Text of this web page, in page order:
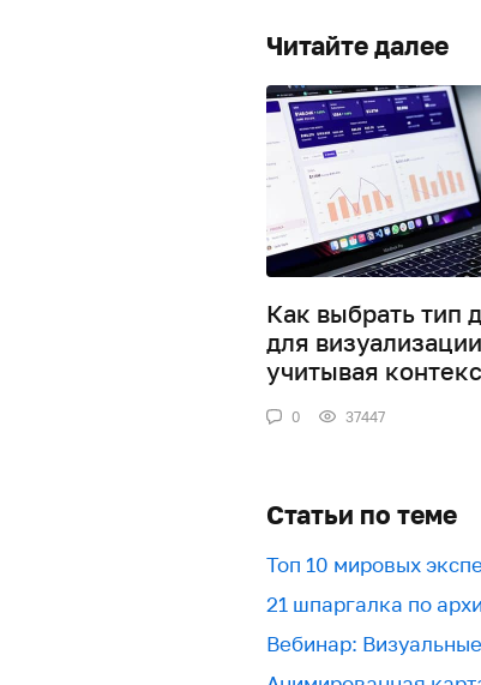
Читайте далее
Как выбрать тип
для
учитывая
0 37447
Статьи по теме
Топ 10 мировых
21 шпаргалка по
Вебинар: